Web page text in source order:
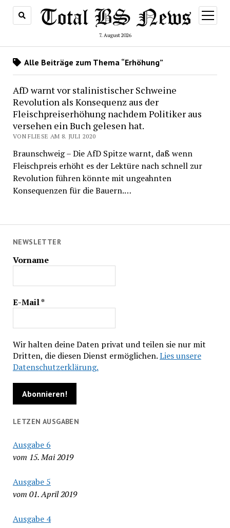
7. August 2026
Menü
öffnen
NEWSLETTER
Vorname
E-Mail*
Wir halten deine Daten privat und teilen sie nur mit
Dritten, die diesen Dienst ermöglichen.Lies unsere
Datenschutzerklärung.
LETZEN AUSGABEN
Ausgabe 6
vom 15. Mai 2019
Ausgabe 5
vom 01. April 2019
Ausgabe 4
Alle Beiträge zum Thema “Erhöhung”
AfD warnt vor stalinistischer Schweine
Revolution als Konsequenz aus der
Fleischpreiserhöhung nachdem Politiker aus
versehen ein Buch gelesen hat.
VON FLIESE AM 8. JULI 2020
Braunschweig – Die AfD Spitze warnt, daß wenn
Fleischpreis erhöht es der Lektüre nach schnell zur
Revolution führen könnte mit ungeahnten
Konsequenzen für die Bauern.…